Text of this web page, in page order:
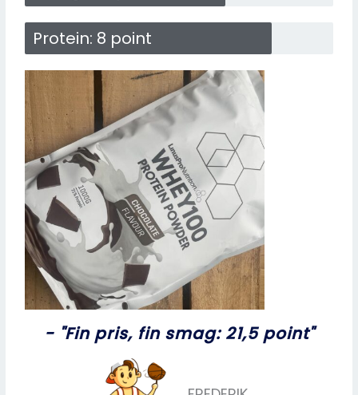
Protein: 8 point
- "Fin pris, fin smag: 21,5 point"